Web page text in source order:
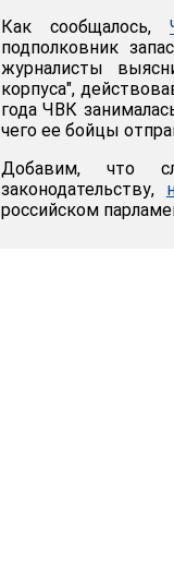
Как сообщалось,
подполковник
журналисты
корпуса",
года ЧВК
чего ее бойцы
Добавим, что
законодательству,
российском